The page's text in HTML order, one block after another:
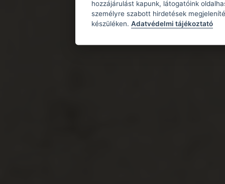
hozzájárulást kapunk, látogatóink
személyre szabott hirdetések
készüléken. Adatvédelmi tájékoztató